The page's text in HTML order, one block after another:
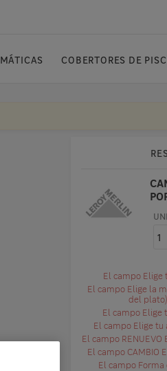
COBERTORES DE
El campo Elige
El campo Elige la
del
El campo Elige
El campo Elige
El campo RENUEVO
El campo CAMBIO
El campo